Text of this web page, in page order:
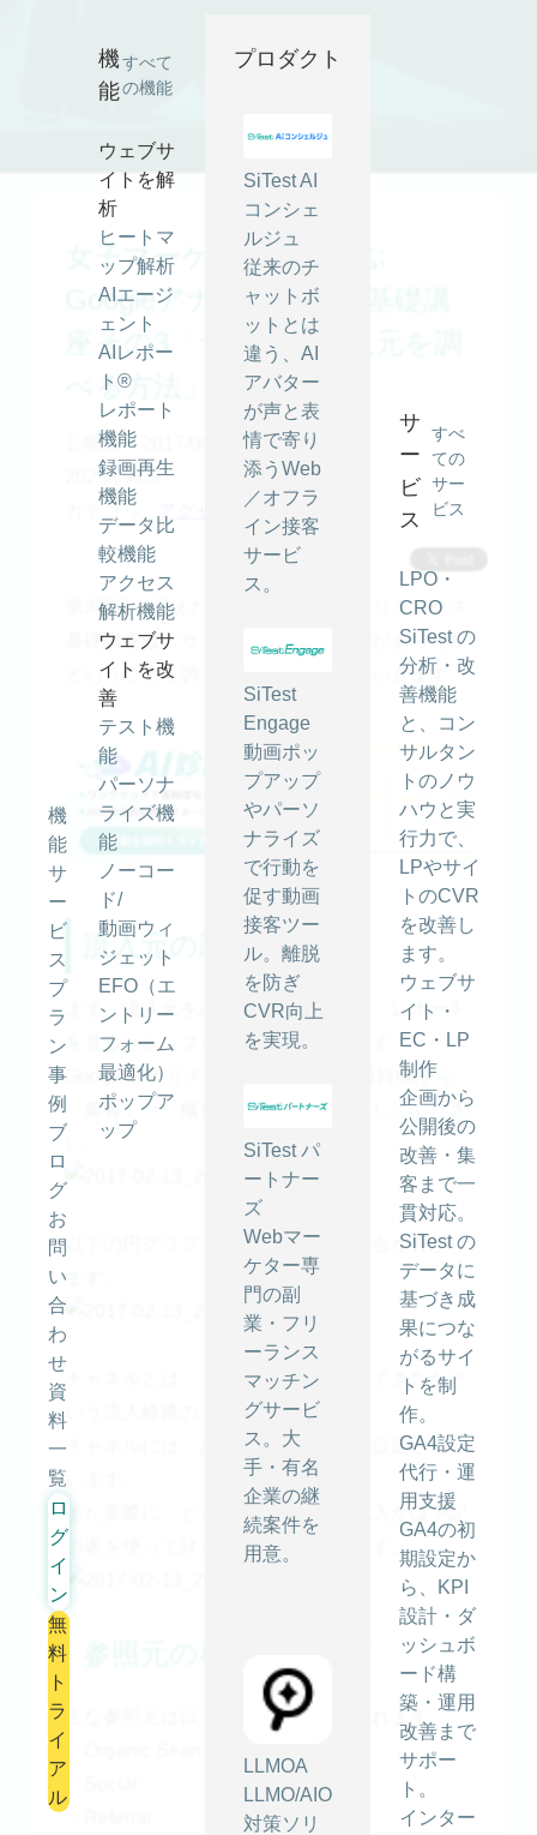
機
能
サ
ー
ビ
ス
プ
ラ
ン
事
例
ブ
ロ
グ
お
問
い
合
わ
せ
資
料
一
覧
ロ
グ
イ
ン
無
料
ト
ラ
イ
ア
ル
機
能
すべて
の機能
ウェブサ
イトを解
析
ヒートマ
ップ解析
AIエージ
ェント
AIレポー
ト®
レポート
機能
録画再生
機能
データ比
較機能
アクセス
解析機能
ウェブサ
イトを改
善
テスト機
能
パーソナ
ライズ機
能
ノーコー
ド/
動画ウィ
ジェット
EFO（エ
ントリー
フォーム
最適化）
ポップア
ップ
プロダクト
SiTest AI
コンシェ
ルジュ
従来のチ
ャットボ
ットとは
違う、AI
アバター
が声と表
情で寄り
添うWeb
／オフラ
イン接客
サービ
ス。
SiTest
Engage
動画ポッ
プアップ
やパーソ
ナライズ
で行動を
促す動画
接客ツー
ル。離脱
を防ぎ
CVR向上
を実現。
SiTest パ
ートナー
ズ
Webマー
ケター専
門の副
業・フリ
ーランス
マッチン
グサービ
ス。大
手・有名
企業の継
続案件を
用意。
LLMOA
LLMO/AIO
対策ソリ
サ
ー
ビ
ス
すべ
ての
サー
ビス
LPO・
CRO
SiTest の
分析・改
善機能
と、コン
サルタン
トのノウ
ハウと実
行力で、
LPやサイ
トのCVR
を改善し
ます。
ウェブサ
イト・
EC・LP
制作
企画から
公開後の
改善・集
客まで一
貫対応。
SiTest の
データに
基づき成
果につな
がるサイ
トを制
作。
GA4設定
代行・運
用支援
GA4の初
期設定か
ら、KPI
設計・ダ
ッシュボ
ード構
築・運用
改善まで
サポー
ト。
インター
女子マーケッターと学ぶ
Googleアナリティクス基礎講
座その3「サイトの流入元を調
べる方法」
公開日：2017/06/01 最終更新日：
2025/09/09
カテゴリ -
アクセス解析
第3回目を迎えた今回の Googleアナリティクス
基礎講座は、サイトにどこから訪問があったか
ということを調べる方法を解説していきます。
流入元の調べ方
まず、流入元を調べるには、「集客」レポート
を見るとシンプルで分かりやすいです。
Googleアナリティクスの左にある項目欄から
「集客」⇒「概要」の順でクリックしてくださ
以下の円グラフでは主な流入元の割合が分かり
ます。
チャネルとは、どこからアクセスしてきたかと
いう流入経路のことです。
チャネルには、あらかじめ参照元が設定されて
います。
また実際に、どんなサイトからの流入かは下記
の表を使って詳しく見る事ができます。
主な参照元は以下の４種類に分けられます。